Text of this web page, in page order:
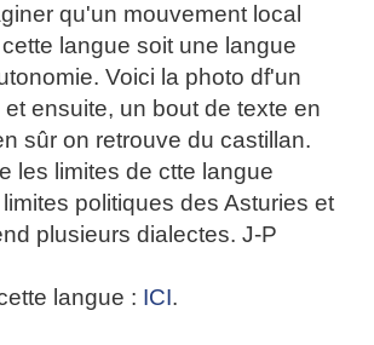
qu'un mouvement local
langue soit une langue
Voici la photo df'un
ensuite, un bout de texte en
sûr on retrouve du castillan.
les limites de ctte langue
politiques des Asturies et
plusieurs dialectes. J-P
langue : ICI.